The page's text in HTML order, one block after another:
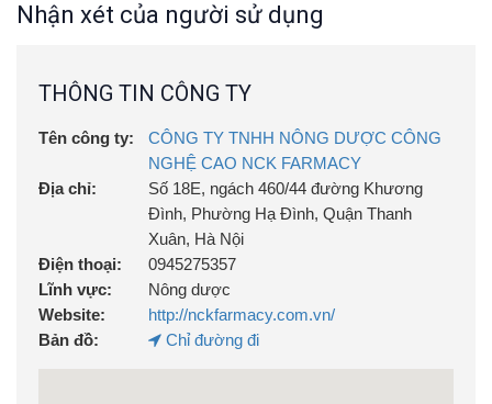
Nhận xét của người sử dụng
THÔNG TIN CÔNG TY
Tên công ty:
CÔNG TY TNHH NÔNG DƯỢC CÔNG
NGHỆ CAO NCK FARMACY
Địa chỉ:
Số 18E, ngách 460/44 đường Khương
Đình, Phường Hạ Đình, Quận Thanh
Xuân, Hà Nội
Điện thoại:
0945275357
Lĩnh vực:
Nông dược
Website:
http://nckfarmacy.com.vn/
Bản đồ:
Chỉ đường đi